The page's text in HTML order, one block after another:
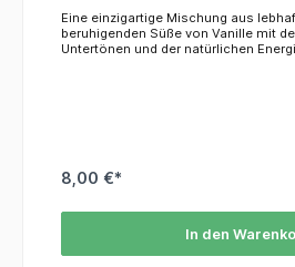
Eine einzigartige Mischung aus
beruhigenden Süße von Vanille mit
Untertönen und der natürlichen
Zitronengras, grüner Rooibos,
8,00 €*
In den